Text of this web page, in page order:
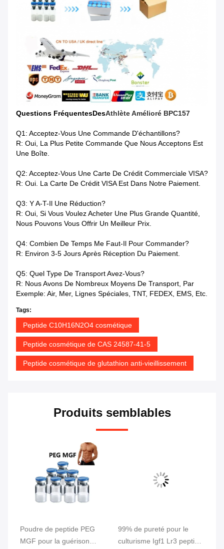
Questions FréquentesDesAthlète Amélioré BPC157
Q1: Acceptez-Vous Une Commande D'échantillons?
R: Oui, La Plus Petite Commande Que Nous Acceptons Est
Une Boîte.
Q2: Acceptez-Vous Une Carte De Crédit Commerciale VISA?
R: Oui. La Carte De Crédit VISA Est Dans Notre Paiement.
Q3: Y A-T-Il Une Réduction?
R: Oui, Si Vous Voulez Acheter Une Plus Grande Quantité,
Nous Pouvons Vous Offrir Un Meilleur Prix.
Q4: Combien De Temps Me Faut-Il Pour Commander?
R: Environ 3-5 Jours Après Réception Du Paiement.
Q5: Quel Type De Transport Avez-Vous?
R: Nous Avons De Nombreux Moyens De Transport, Par
Exemple: Air, Mer, Lignes Spéciales, TNT, FEDEX, EMS, Etc.
Tags:
Peptide C10H16N2O4 cosmétique
Peptide cosmétique de CAS 24587-41-5
Peptide cosmétique de glutathion anti-vieillissement
Produits semblables
Poudre de peptide PEG
MGF pour la guérison
99% de pureté pour le
culturisme Igf1 Lr3 peptide